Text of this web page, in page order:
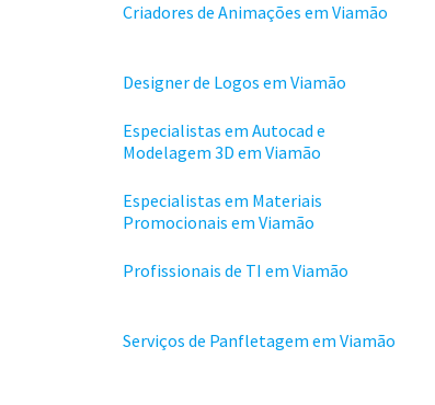
Criadores de Animações em Viamão
Designer de Logos em Viamão
Especialistas em Autocad e
Modelagem 3D em Viamão
Especialistas em Materiais
Promocionais em Viamão
Profissionais de TI em Viamão
Serviços de Panfletagem em Viamão